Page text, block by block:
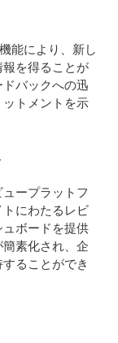
能により、新し
を得ることが
バックへの迅
トメントを示
ープラットフ
にわたるレビ
ボードを提供
素化され、企
ることができ